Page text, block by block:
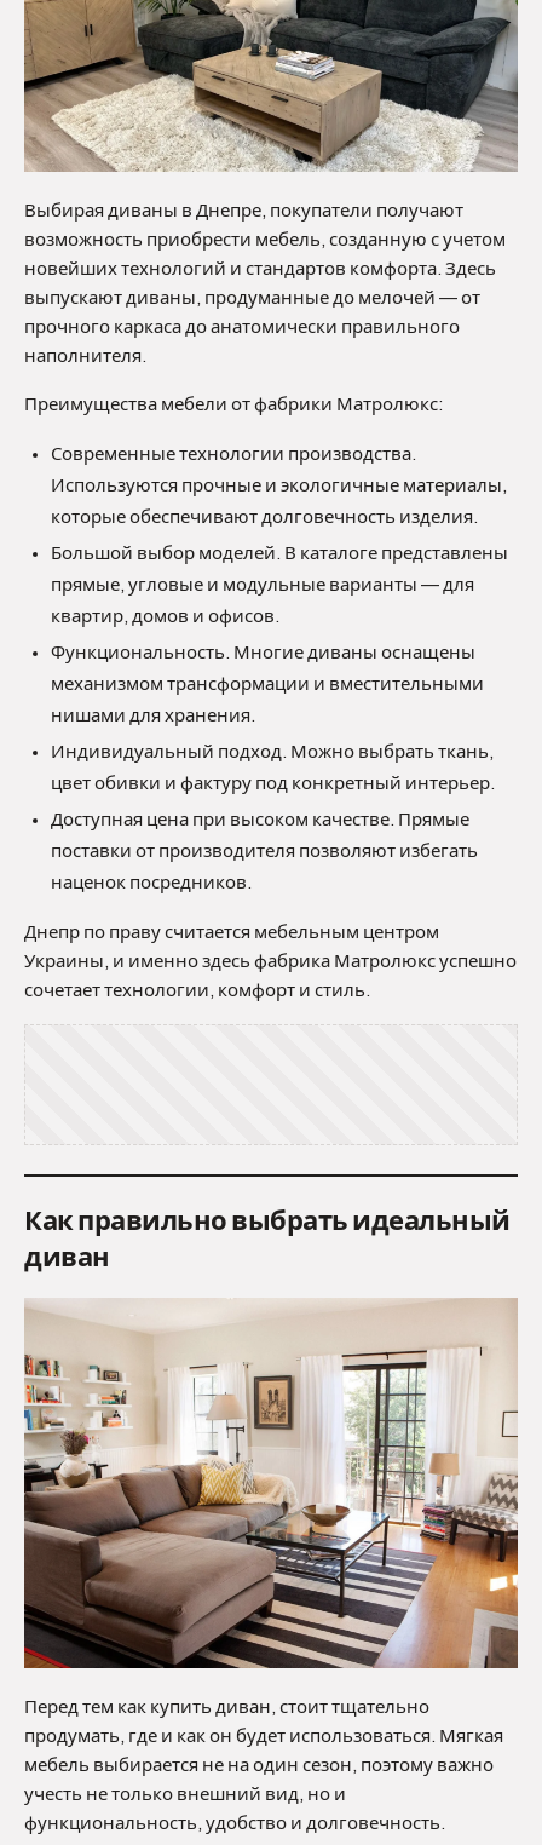
Выбирая диваны в Днепре, покупатели получают
возможность приобрести мебель, созданную с учетом
новейших технологий и стандартов комфорта. Здесь
выпускают диваны, продуманные до мелочей — от
прочного каркаса до анатомически правильного
наполнителя.
Преимущества мебели от фабрики Матролюкс:
Современные технологии производства.
Используются прочные и экологичные материалы,
которые обеспечивают долговечность изделия.
Большой выбор моделей. В каталоге представлены
прямые, угловые и модульные варианты — для
квартир, домов и офисов.
Функциональность. Многие диваны оснащены
механизмом трансформации и вместительными
нишами для хранения.
Индивидуальный подход. Можно выбрать ткань,
цвет обивки и фактуру под конкретный интерьер.
Доступная цена при высоком качестве. Прямые
поставки от производителя позволяют избегать
наценок посредников.
Днепр по праву считается мебельным центром
Украины, и именно здесь фабрика Матролюкс успешно
сочетает технологии, комфорт и стиль.
Как правильно выбрать идеальный
диван
Перед тем как купить диван, стоит тщательно
продумать, где и как он будет использоваться. Мягкая
мебель выбирается не на один сезон, поэтому важно
учесть не только внешний вид, но и
функциональность, удобство и долговечность.